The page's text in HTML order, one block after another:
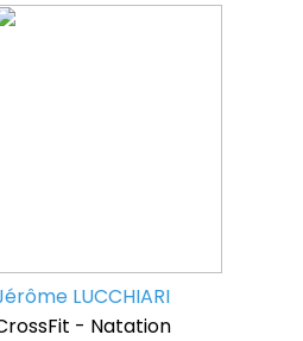
LUCCHIARI
- Natation